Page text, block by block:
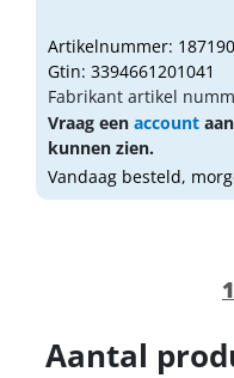
Artikelnummer:
Gtin: 3394661201041
Fabrikant artikel
Vraag een account
kunnen zien.
Vandaag besteld,
1
Aantal